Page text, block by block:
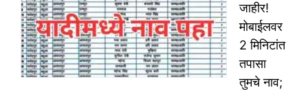
जाहीर!
मोबाईलवर
2 मिनिटांत
तपासा
तुमचे नाव;